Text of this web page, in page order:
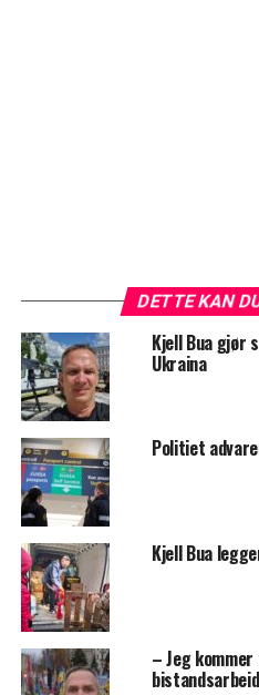
DETTE KAN
Kjell Bua gjør
Ukraina
Politiet
Kjell Bua
– Jeg